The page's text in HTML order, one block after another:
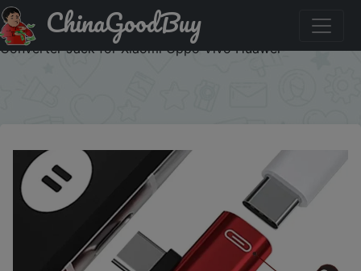
Купити на розпродажі USB C To 3.5mm Headphone Jack
Adapter Type C Listen Song Charging 2 in1 Socket Audio
Converter Jack for Xiaomi Oppo Vivo Huawei
ChinaGoodBuy